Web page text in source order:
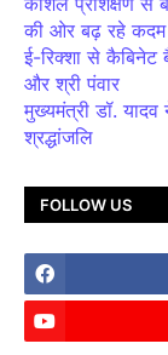
की ओर बढ़ रहे कदम
ई-रिक्शा से कैबिनेट
और श्री पंवार
मुख्यमंत्री डॉ. यादव
श्रद्धांजलि
FOLLOW US